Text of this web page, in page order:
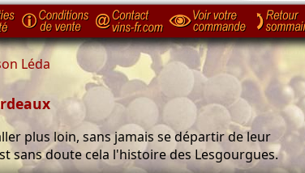
Léda
plus loin, sans jamais se départir de leur
sans doute cela l'histoire des Lesgourgues.